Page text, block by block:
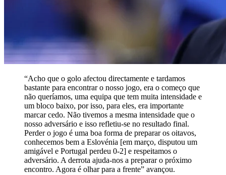
“Acho que o golo afectou directamente e tardamos
bastante para encontrar o nosso jogo, era o começo que
não queríamos, uma equipa que tem muita intensidade e
um bloco baixo, por isso, para eles, era importante
marcar cedo. Não tivemos a mesma intensidade que o
nosso adversário e isso refletiu-se no resultado final.
Perder o jogo é uma boa forma de preparar os oitavos,
conhecemos bem a Eslovénia [em março, disputou um
amigável e Portugal perdeu 0-2] e respeitamos o
adversário. A derrota ajuda-nos a preparar o próximo
encontro. Agora é olhar para a frente” avançou.